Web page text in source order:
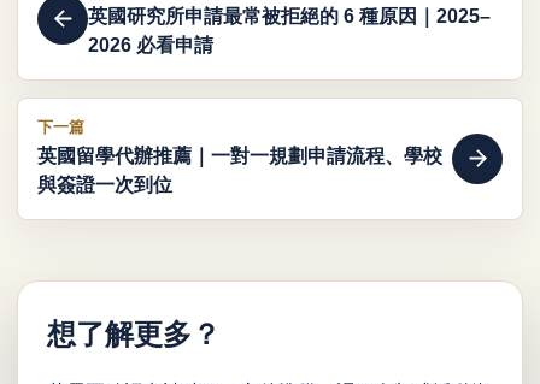
英國研究所申請最常被拒絕的 6 種原因｜2025–
2026 必看申請
下一篇
英國留學代辦推薦｜一對一規劃申請流程、學校
與簽證一次到位
想了解更多？